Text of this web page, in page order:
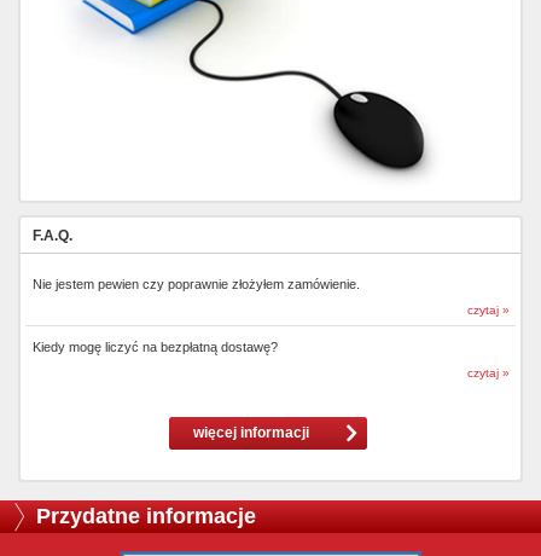
F.A.Q.
Nie jestem pewien czy poprawnie złożyłem zamówienie.
czytaj »
Kiedy mogę liczyć na bezpłatną dostawę?
czytaj »
więcej informacji
Przydatne informacje